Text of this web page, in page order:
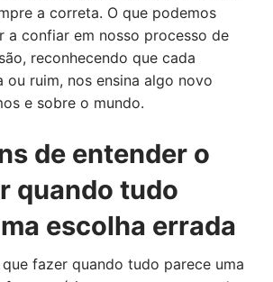
a correta. O que podemos
a confiar em nosso processo de
reconhecendo que cada
ou ruim, nos ensina algo novo
e sobre o mundo.
de entender o
quando tudo
escolha errada
fazer quando tudo parece uma